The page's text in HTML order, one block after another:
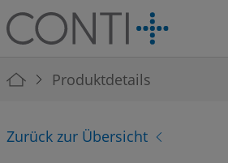
Skip to main navigation
Skip to main content
Skip to page footer
You are here:
Produktdetails
Zurück zur Übersicht